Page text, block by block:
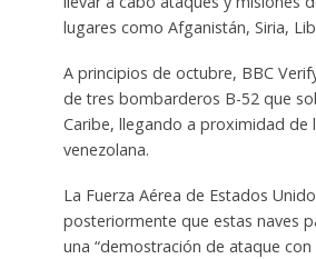
lugares como Afganistán, Siria,
A principios de octubre, BBC
de tres bombarderos B-52 que
Caribe, llegando a proximidad de
venezolana.
La Fuerza Aérea de Estados
posteriormente que estas naves
una “demostración de ataque